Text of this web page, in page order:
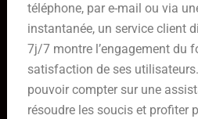
téléphone, par e-mail ou via
instantanée, un service client
7j/7 montre l’engagement du
satisfaction de ses
pouvoir compter sur une
résoudre les soucis et profiter